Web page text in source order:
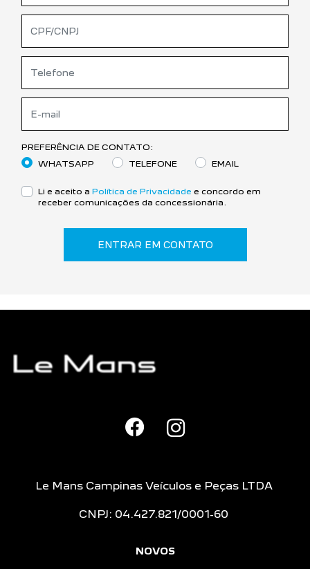
PREFERÊNCIA DE CONTATO:
WHATSAPP
TELEFONE EMAIL
Li e aceito a Política de Privacidade e concordo em
receber comunicações da concessionária.
ENTRAR EM CONTATO
Le Mans Campinas Veículos e Peças LTDA
CNPJ: 04.427.821/0001-60
NOVOS